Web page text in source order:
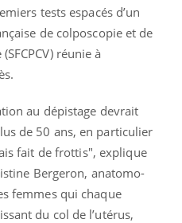
tests espacés d’un
de colposcopie et de
réunie à
au dépistage devrait
de 50 ans, en particulier
fait de frottis", explique
Bergeron, anatomo-
femmes qui chaque
du col de l’utérus,